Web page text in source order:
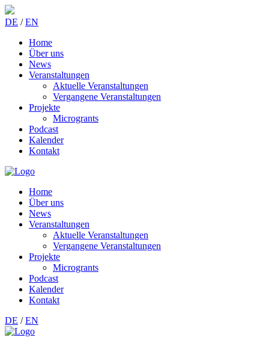
DE /EN
Home
Über uns
News
Veranstaltungen
Aktuelle Veranstaltungen
Vergangene Veranstaltungen
Projekte
Microgrants
Podcast
Kalender
Kontakt
Home
Über uns
News
Veranstaltungen
Aktuelle Veranstaltungen
Vergangene Veranstaltungen
Projekte
Microgrants
Podcast
Kalender
Kontakt
DE /EN